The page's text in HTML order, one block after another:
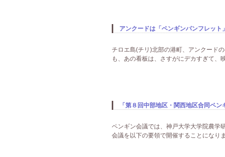
アンクードは「ペンギンパンフレッ
チロエ島(チリ)北部の港町、アンクード
も、あの看板は、さすがにデカすぎて
「第８回中部地区・関西地区合同ペ
ペンギン会議では、神戸大学大学院農学
会議を以下の要領で開催することになり